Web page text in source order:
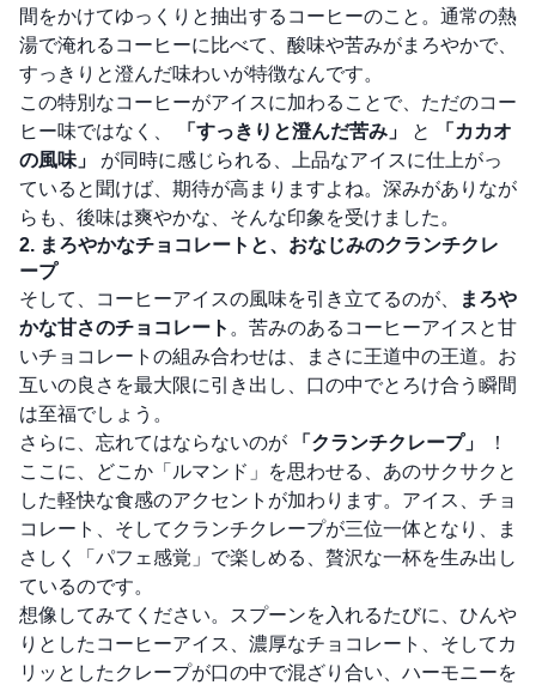
間をかけてゆっくりと抽出するコーヒーのこと。通常の熱
湯で淹れるコーヒーに比べて、酸味や苦みがまろやかで、
すっきりと澄んだ味わいが特徴なんです。
この特別なコーヒーがアイスに加わることで、ただのコー
ヒー味ではなく、
「すっきりと澄んだ苦み」 と
「カカオ
の風味」
が同時に感じられる、上品なアイスに仕上がっ
ていると聞けば、期待が高まりますよね。深みがありなが
らも、後味は爽やかな、そんな印象を受けました。
2. まろやかなチョコレートと、おなじみのクランチクレ
ープ
そして、コーヒーアイスの風味を引き立てるのが、
まろや
かな甘さのチョコレート 。苦みのあるコーヒーアイスと甘
いチョコレートの組み合わせは、まさに王道中の王道。お
互いの良さを最大限に引き出し、口の中でとろけ合う瞬間
は至福でしょう。
さらに、忘れてはならないのが
「クランチクレープ」
！
ここに、どこか「ルマンド」を思わせる、あのサクサクと
した軽快な食感のアクセントが加わります。アイス、チョ
コレート、そしてクランチクレープが三位一体となり、ま
さしく「パフェ感覚」で楽しめる、贅沢な一杯を生み出し
ているのです。
想像してみてください。スプーンを入れるたびに、ひんや
りとしたコーヒーアイス、濃厚なチョコレート、そしてカ
リッとしたクレープが口の中で混ざり合い、ハーモニーを